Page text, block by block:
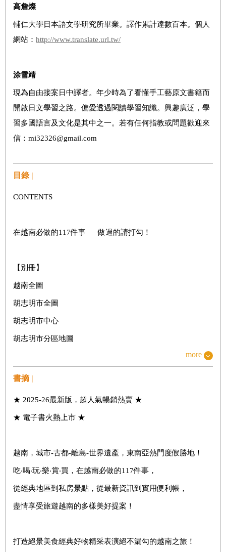
高詹燦
輔仁大學日本語文學研究所畢業。譯作累計達數百本。個人
網站： http://www.translate.url.tw/
涂雪靖
現為自由接案日中譯者。年少時為了看懂手工藝原文書籍而
開啟日文學習之路。偏愛透過閱讀學習知識。興趣廣泛，學
習多國語言及文化是其中之一。若有任何指教或問題歡迎來
信：mi32326@gmail.com
目錄 |
CONTENTS
在越南必做的117件事 做過的請打勾！
【別冊】
越南全圖
胡志明市全圖
胡志明市中心
胡志明市分區地圖
順化市中心
more
書摘 |
★ 2025-26最新版，超人氣暢銷熱賣 ★
★ 電子書火熱上市 ★
越南，城市-古都-離島-世界遺產，東南亞熱門度假勝地！
吃‧喝‧玩‧樂‧賞‧買，在越南必做的117件事，
從經典地區到私房景點，從最新資訊到實用便利帳，
盡情享受旅遊越南的多樣美好提案！
打造絕景美食經典好物精采表演絕不漏勾的越南之旅！